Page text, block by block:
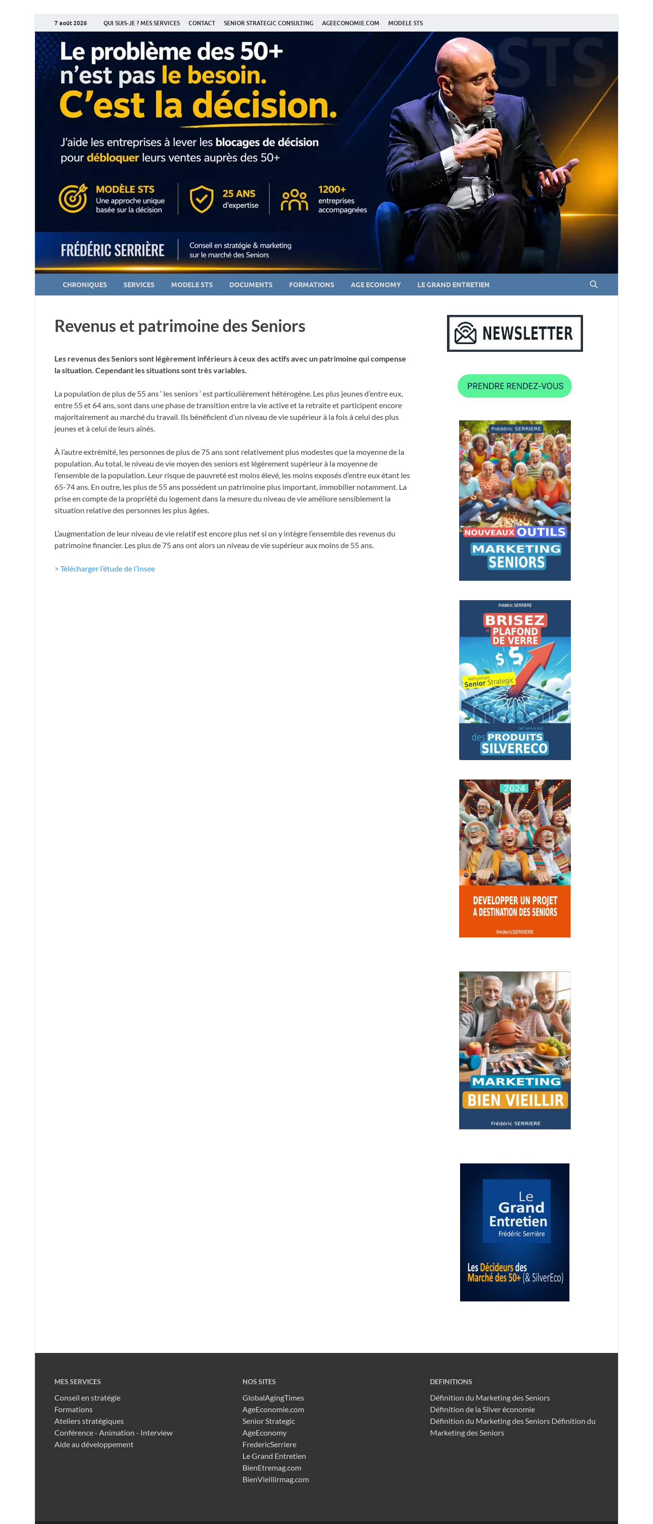
7 août 2026 QUI SUIS-JE ? MES SERVICES CONTACT SENIOR STRATEGIC CONSULTING AGEECONOMIE.COM MODELE STS
CHRONIQUES SERVICES MODELE STS DOCUMENTS FORMATIONS AGE ECONOMY LE GRAND ENTRETIEN
Revenus et patrimoine des Seniors
Les revenus des Seniors sont légèrement inférieurs à ceux des actifs avec un patrimoine qui compense
la situation. Cependant les situations sont très variables.
La population de plus de 55 ans ‘ les seniors ‘ est particulièrement hétérogène. Les plus jeunes d’entre eux,
entre 55 et 64 ans, sont dans une phase de transition entre la vie active et la retraite et participent encore
majoritairement au marché du travail. Ils bénéficient d’un niveau de vie supérieur à la fois à celui des plus
jeunes et à celui de leurs aînés.
À l’autre extrémité, les personnes de plus de 75 ans sont relativement plus modestes que la moyenne de la
population. Au total, le niveau de vie moyen des seniors est légèrement supérieur à la moyenne de
l’ensemble de la population. Leur risque de pauvreté est moins élevé, les moins exposés d’entre eux étant les
65-74 ans. En outre, les plus de 55 ans possèdent un patrimoine plus important, immobilier notamment. La
prise en compte de la propriété du logement dans la mesure du niveau de vie améliore sensiblement la
situation relative des personnes les plus âgées.
L’augmentation de leur niveau de vie relatif est encore plus net si on y intègre l’ensemble des revenus du
patrimoine financier. Les plus de 75 ans ont alors un niveau de vie supérieur aux moins de 55 ans.
> Télécharger l’étude de l’Insee
MES SERVICES
Conseil en stratégie
Formations
Ateliers stratégiques
Conférence - Animation - Interview
Aide au développement
NOS SITES
GlobalAgingTimes
AgeEconomie.com
Senior Strategic
AgeEconomy
FredericSerriere
Le Grand Entretien
BienEtremag.com
BienVieillirmag.com
DEFINITIONS
Définition du Marketing des Seniors
Définition de la Silver économie
Définition du Marketing des Seniors Définition du
Marketing des Seniors